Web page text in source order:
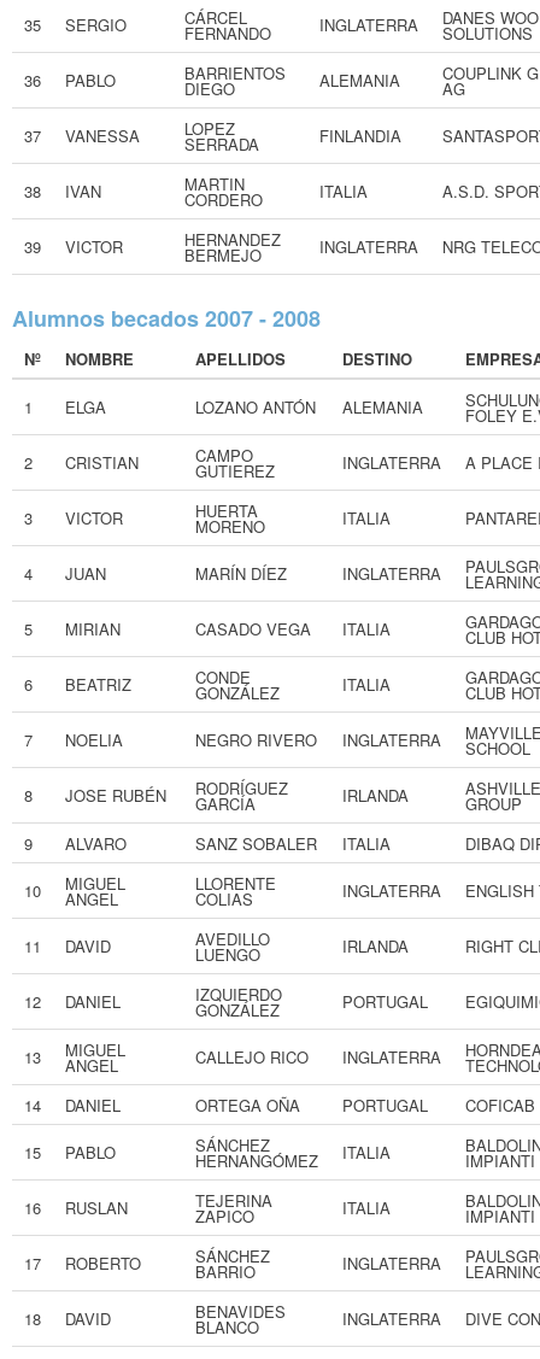
35 SERGIO CÁRCEL
FERNANDO INGLATERRA DANES
SOLUTIONS
36 PABLO BARRIENTOS
DIEGO ALEMANIA COUPLINK
AG
37 VANESSA LOPEZ
SERRADA FINLANDIA
38 IVAN MARTIN
CORDERO ITALIA A.S.D.
39 VICTOR HERNANDEZ
BERMEJO INGLATERRA NRG
Alumnos becados 2007 - 2008
Nº NOMBRE APELLIDOS DESTINO
1 ELGA LOZANO ANTÓN ALEMANIA FOLEY
2 CRISTIAN CAMPO
GUTIEREZ INGLATERRA A PLACE
3 VICTOR HUERTA
MORENO ITALIA
4 JUAN MARÍN DÍEZ INGLATERRA
5 MIRIAN CASADO VEGA ITALIA CLUB
6 BEATRIZ CONDE
GONZÁLEZ ITALIA CLUB
7 NOELIA NEGRO RIVERO INGLATERRA SCHOOL
8 JOSE RUBÉN RODRÍGUEZ
GARCÍA IRLANDA
GROUP
9
ALVARO SANZ SOBALER ITALIA DIBAQ
10 MIGUEL
ANGEL
LLORENTE
COLIAS INGLATERRA ENGLISH
11 DAVID AVEDILLO
LUENGO IRLANDA RIGHT
12 DANIEL IZQUIERDO
GONZÁLEZ PORTUGAL
13 MIGUEL
ANGEL CALLEJO RICO INGLATERRA
14
DANIEL ORTEGA OÑA PORTUGAL COFICAB
15 PABLO SÁNCHEZ
HERNANGÓMEZ ITALIA
16 RUSLAN TEJERINA
ZAPICO ITALIA
17 ROBERTO SÁNCHEZ
BARRIO INGLATERRA
18 DAVID BENAVIDES
BLANCO INGLATERRA DIVE